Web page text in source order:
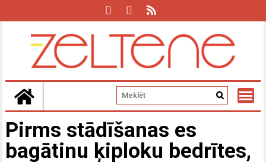
Pirms stādīšanas es
bagātinu ķiploku bedrītes,